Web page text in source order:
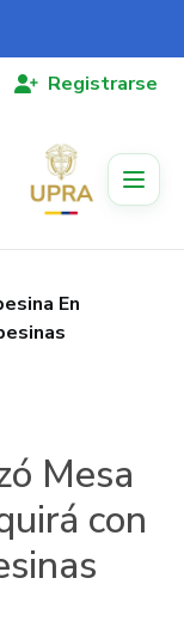
Registrarse
En
Mesa
con